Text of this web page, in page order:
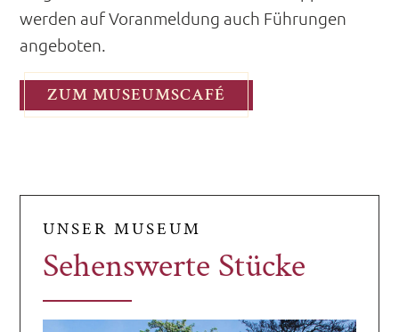
werden auf Voranmeldung auch Führungen
angeboten.
ZUM MUSEUMSCAFÉ
UNSER MUSEUM
Sehenswerte Stücke